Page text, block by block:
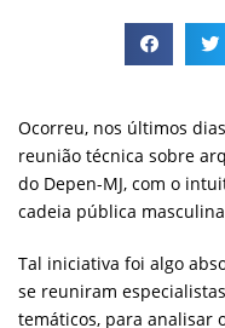
Ocorreu, nos últimos
reunião técnica sobre
do Depen-MJ, com o
cadeia pública
Tal iniciativa foi algo
se reuniram
temáticos, para analisar